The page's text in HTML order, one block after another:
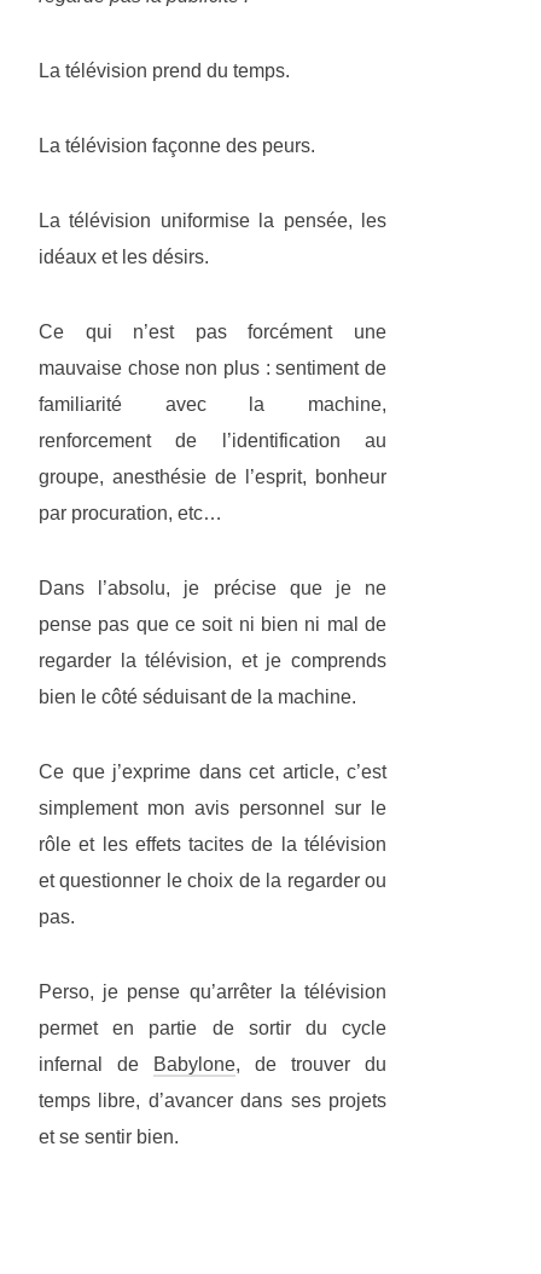
La télévision prend du temps.
La télévision façonne des peurs.
La télévision uniformise la pensée, les
idéaux et les désirs.
Ce qui n’est pas forcément une
mauvaise chose non plus : sentiment de
familiarité avec la machine,
renforcement de l’identification au
groupe, anesthésie de l’esprit, bonheur
par procuration, etc…
Dans l’absolu, je précise que je ne
pense pas que ce soit ni bien ni mal de
regarder la télévision, et je comprends
bien le côté séduisant de la machine.
Ce que j’exprime dans cet article, c’est
simplement mon avis personnel sur le
rôle et les effets tacites de la télévision
et questionner le choix de la regarder ou
pas.
Perso, je pense qu’arrêter la télévision
permet en partie de sortir du cycle
infernal de
Babylone, de trouver du
temps libre, d’avancer dans ses projets
et se sentir bien.